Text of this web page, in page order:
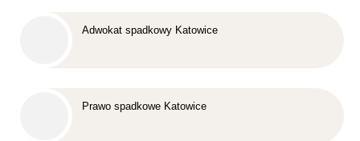
Adwokat spadkowy Katowice
Prawo spadkowe Katowice